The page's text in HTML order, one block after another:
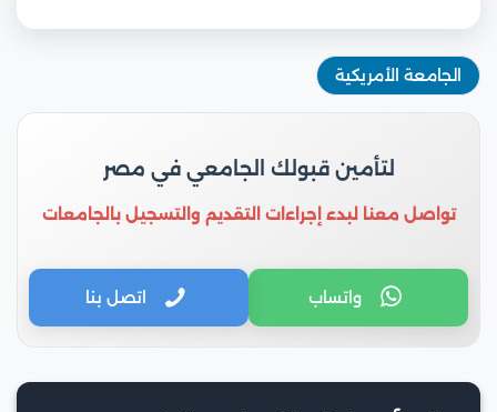
الجامعة الأمريكية
لتأمين قبولك الجامعي في مصر
تواصل معنا لبدء إجراءات التقديم والتسجيل بالجامعات
واتساب اتصل بنا